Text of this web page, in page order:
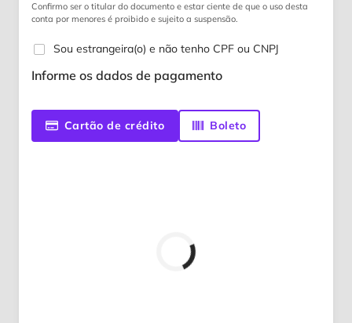
Confirmo ser o titular do documento e estar ciente de que o uso desta
conta por menores é proibido e sujeito a suspensão.
Sou estrangeira(o) e não tenho CPF ou CNPJ
Informe os dados de pagamento
Cartão de crédito Boleto